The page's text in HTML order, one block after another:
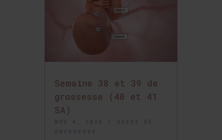
Semaine 38 et 39 de
grossesse (40 et 41
SA)